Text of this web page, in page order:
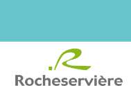
contenu
pied